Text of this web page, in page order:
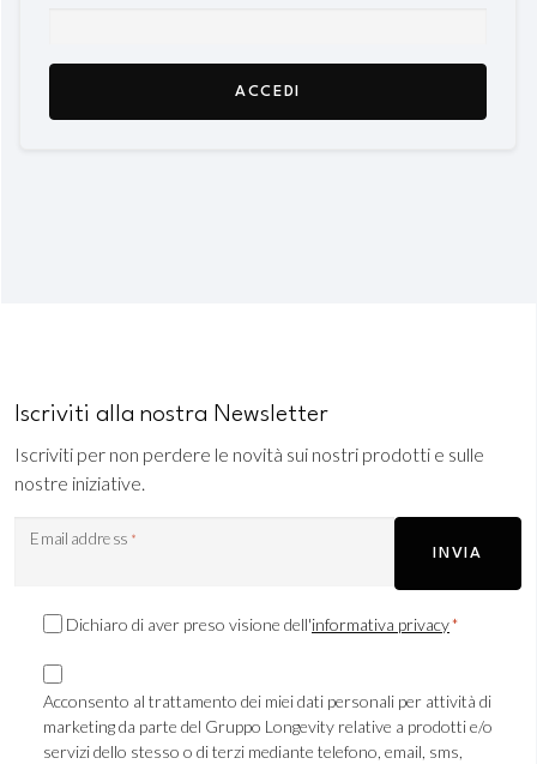
ACCEDI
Iscriviti alla nostra Newsletter
Iscriviti per non perdere le novità sui nostri prodotti e sulle
nostre iniziative.
Email address *
INVIA
ConsensoDichiaro di aver preso visione dell'informativa privacy*
Consenso
Marketing
TLS
Acconsento al trattamento dei miei dati personali per attività di
marketing da parte del Gruppo Longevity relative a prodotti e/o
servizi dello stesso o di terzi mediante telefono, email, sms,